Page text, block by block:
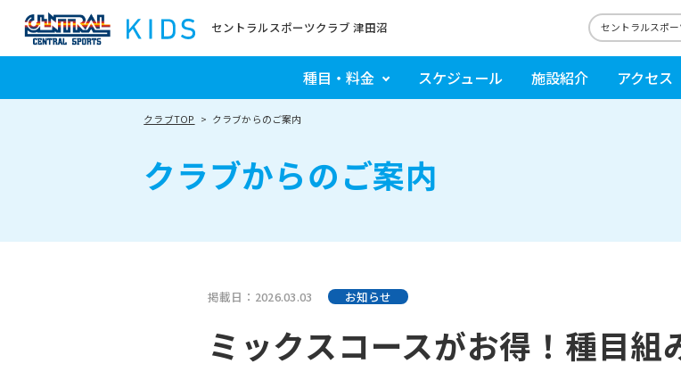
セントラルスポーツクラブ 津田沼 セントラルスポ
種目・料金 スケジュール 施設紹介 アクセス
クラブTOP クラブからのご案内
クラブからのご案内
掲載日：2026.03.03 お知らせ
ミックスコースがお得！種目組